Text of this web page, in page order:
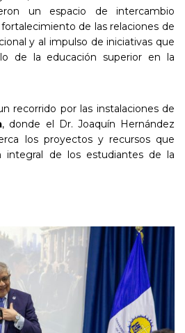
un espacio de intercambio
de las relaciones de
y al impulso de iniciativas que
de la educación superior en la
recorrido por las instalaciones de
, donde el Dr. Joaquín Hernández
los proyectos y recursos que
integral de los estudiantes de la